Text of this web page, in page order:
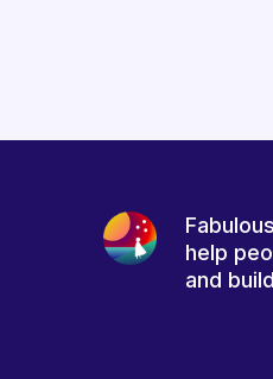
help
and